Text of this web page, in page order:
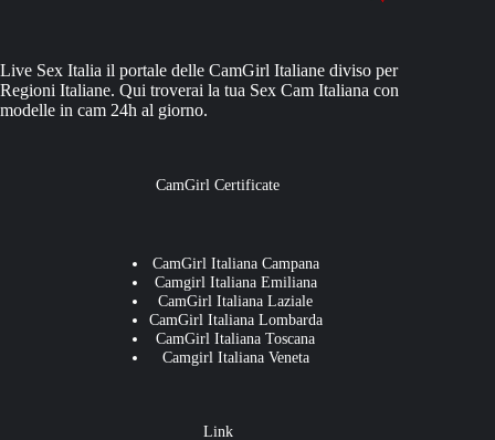
Live Sex Italia il portale delle CamGirl Italiane diviso per
Regioni Italiane. Qui troverai la tua Sex Cam Italiana con
modelle in cam 24h al giorno.
CamGirl Certificate
CamGirl Italiana Campana
Camgirl Italiana Emiliana
CamGirl Italiana Laziale
CamGirl Italiana Lombarda
CamGirl Italiana Toscana
Camgirl Italiana Veneta
Link